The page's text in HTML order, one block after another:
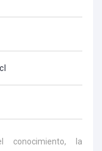
conocimiento, la